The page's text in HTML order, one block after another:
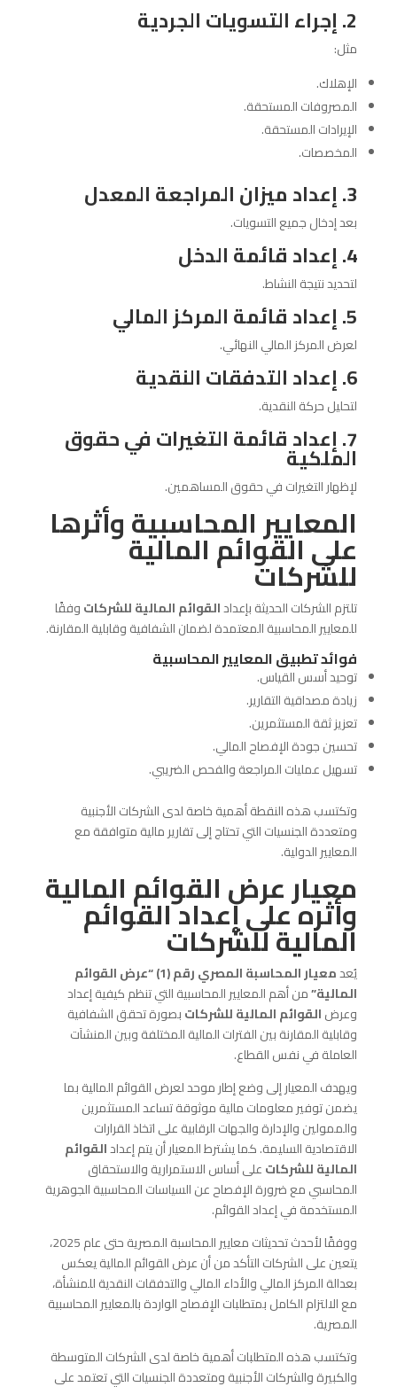
2. إجراء التسويات الجردية
مثل:
الإهلاك.
المصروفات المستحقة.
الإيرادات المستحقة.
المخصصات.
3. إعداد ميزان المراجعة المعدل
بعد إدخال جميع التسويات.
4. إعداد قائمة الدخل
لتحديد نتيجة النشاط.
5. إعداد قائمة المركز المالي
لعرض المركز المالي النهائي.
6. إعداد التدفقات النقدية
لتحليل حركة النقدية.
7. إعداد قائمة التغيرات في حقوق
الملكية
لإظهار التغيرات في حقوق المساهمين.
المعايير المحاسبية وأثرها
على القوائم المالية
للشركات
تلتزم الشركات الحديثة بإعدادالقوائم المالية للشركاتوفقًا
للمعايير المحاسبية المعتمدة لضمان الشفافية وقابلية المقارنة.
فوائد تطبيق المعايير المحاسبية
توحيد أسس القياس.
زيادة مصداقية التقارير.
تعزيز ثقة المستثمرين.
تحسين جودة الإفصاح المالي.
تسهيل عمليات المراجعة والفحص الضريبي.
وتكتسب هذه النقطة أهمية خاصة لدى الشركات الأجنبية
ومتعددة الجنسيات التي تحتاج إلى تقارير مالية متوافقة مع
المعايير الدولية.
معيار عرض القوائم المالية
وأثره على إعداد القوائم
المالية للشركات
يُعد
معيار المحاسبة المصري رقم (1) “عرض القوائم
المالية”من أهم المعايير المحاسبية التي تنظم كيفية إعداد
وعرضالقوائم المالية للشركاتبصورة تحقق الشفافية
وقابلية المقارنة بين الفترات المالية المختلفة وبين المنشآت
العاملة في نفس القطاع.
ويهدف المعيار إلى وضع إطار موحد لعرض القوائم المالية بما
يضمن توفير معلومات مالية موثوقة تساعد المستثمرين
والممولين والإدارة والجهات الرقابية على اتخاذ القرارات
الاقتصادية السليمة. كما يشترط المعيار أن يتم إعدادالقوائم
المالية للشركاتعلى أساس الاستمرارية والاستحقاق
المحاسبي مع ضرورة الإفصاح عن السياسات المحاسبية الجوهرية
المستخدمة في إعداد القوائم.
ووفقًا لأحدث تحديثات معايير المحاسبة المصرية حتى عام 2025،
يتعين على الشركات التأكد من أن عرض القوائم المالية يعكس
بعدالة المركز المالي والأداء المالي والتدفقات النقدية للمنشأة،
مع الالتزام الكامل بمتطلبات الإفصاح الواردة بالمعايير المحاسبية
المصرية.
وتكتسب هذه المتطلبات أهمية خاصة لدى الشركات المتوسطة
والكبيرة والشركات الأجنبية ومتعددة الجنسيات التي تعتمد على